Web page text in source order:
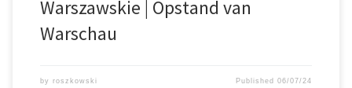
Warszawskie | Opstand van
Warschau
by roszkowski Published06/07/24